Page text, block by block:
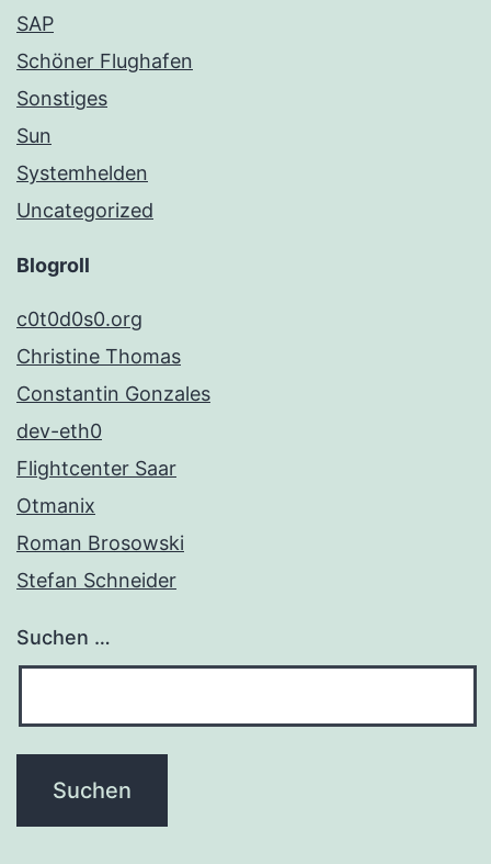
SAP
Schöner Flughafen
Sonstiges
Sun
Systemhelden
Uncategorized
Blogroll
c0t0d0s0.org
Christine Thomas
Constantin Gonzales
dev-eth0
Flightcenter Saar
Otmanix
Roman Brosowski
Stefan Schneider
Suchen …